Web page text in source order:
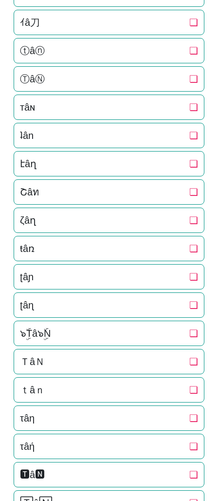
ｲâ刀 ❏
ⓣâⓝ ❏
ⓉâⓃ ❏
тâɴ ❏
ʇân ❏
էâղ ❏
Շâท ❏
ζâղ ❏
ŧâռ ❏
ʈâɲ ❏
ʈâɳ ❏
๖ۣۜTâ๖ۣۜN ❏
ＴâＮ ❏
ｔâｎ ❏
τâη ❏
τâή ❏
🆃â🅽 ❏